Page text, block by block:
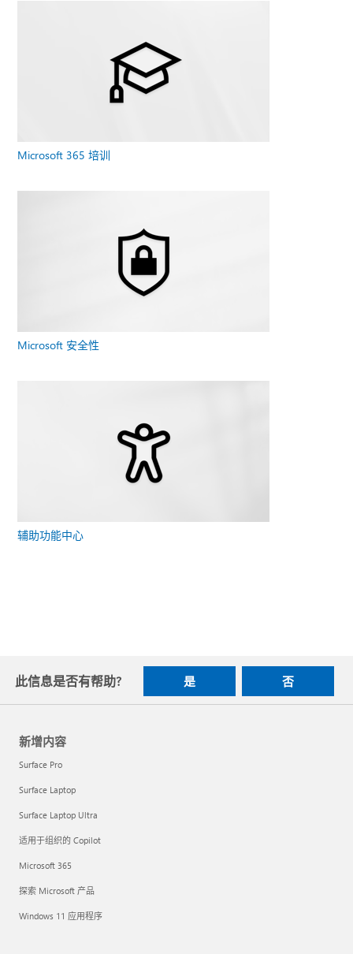
Microsoft 365 培训
Microsoft 安全性
辅助功能中心
此信息是否有帮助? 是 否
新增内容
Surface Pro
Surface Laptop
Surface Laptop Ultra
适用于组织的 Copilot
Microsoft 365
探索 Microsoft 产品
Windows 11 应用程序